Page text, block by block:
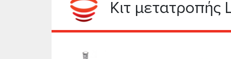
Kιτ